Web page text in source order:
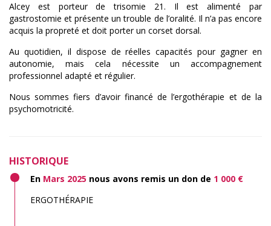
Alcey est porteur de trisomie 21. Il est alimenté par
gastrostomie et présente un trouble de l’oralité. Il n’a pas encore
acquis la propreté et doit porter un corset dorsal.
Au quotidien, il dispose de réelles capacités pour gagner en
autonomie, mais cela nécessite un accompagnement
professionnel adapté et régulier.
Nous sommes fiers d’avoir financé de l’ergothérapie et de la
psychomotricité.
HISTORIQUE
En Mars 2025 nous avons remis un don de 1 000 €
ERGOTHÉRAPIE